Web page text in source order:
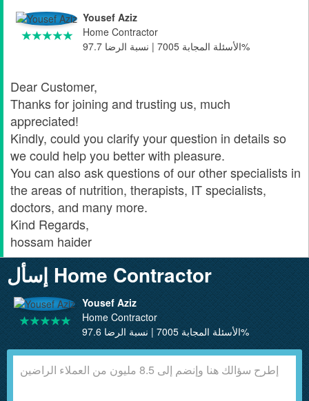
Yousef Aziz
Home Contractor
الأسئلة المجابة 7005 | نسبة الرضا 97.7%
Dear Customer,
Thanks for joining and trusting us, much
appreciated!
Kindly, could you clarify your question in details so
we could help you better with pleasure.
You can also ask questions of our other specialists in
the areas of nutrition, therapists, IT specialists,
doctors, and many more.
Kind Regards,
hossam haider
إسأل Home Contractor
Yousef Aziz
Home Contractor
الأسئلة المجابة 7005 | نسبة الرضا 97.6%